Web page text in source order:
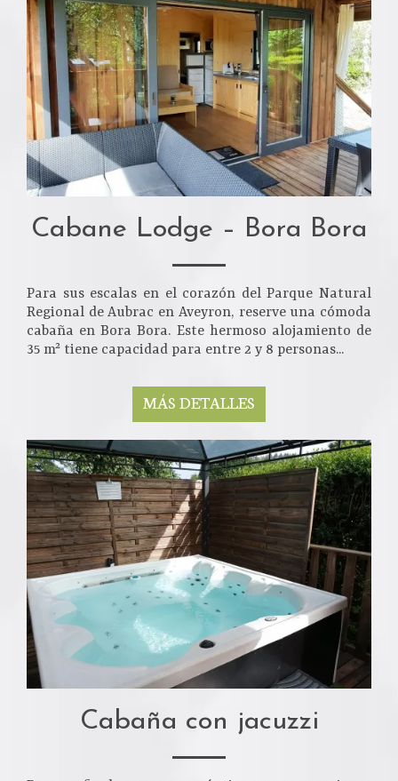
Cabane Lodge – Bora Bora
Para sus escalas en el corazón del Parque Natural
Regional de Aubrac en Aveyron, reserve una cómoda
cabaña en Bora Bora. Este hermoso alojamiento de
35 m² tiene capacidad para entre 2 y 8 personas...
MÁS DETALLES
Cabaña con jacuzzi